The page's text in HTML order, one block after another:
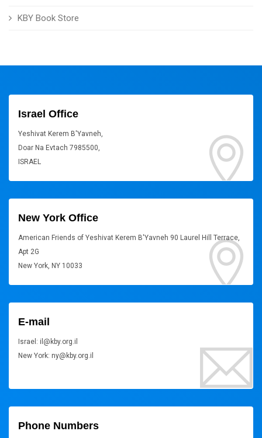
KBY Book Store
Israel Office
Yeshivat Kerem B'Yavneh,
Doar Na Evtach 7985500,
ISRAEL
New York Office
American Friends of Yeshivat Kerem B'Yavneh 90 Laurel Hill Terrace,
Apt 2G
New York, NY 10033
E-mail
Israel: il@kby.org.il
New York: ny@kby.org.il
Phone Numbers